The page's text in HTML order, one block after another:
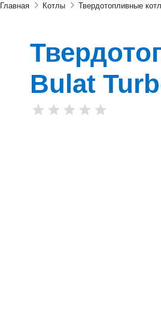
Главная Котлы Твердотопливные
Bulat